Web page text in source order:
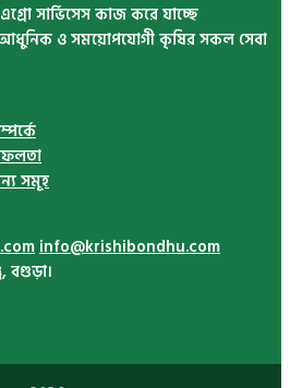
সার্ভিসেস কাজ করে যাচ্ছে
আধুনিক ও সময়োপযোগী কৃষির সকল সেবা
সমূহ
info@krishibondhu.com
বগুড়া।